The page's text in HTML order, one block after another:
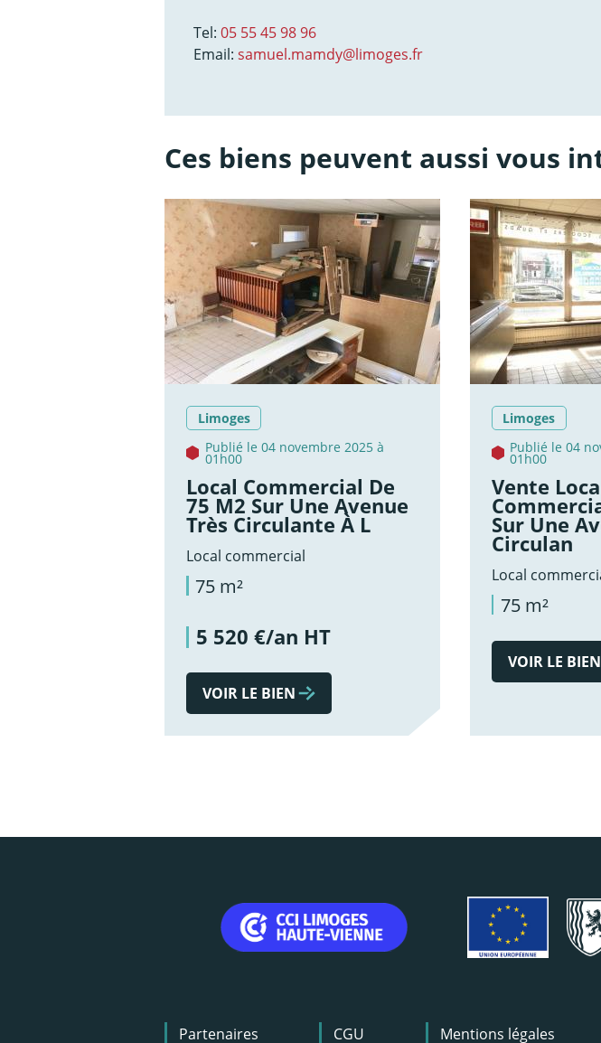
Tel: 05 55 45 98 96
Email: samuel.mamdy@limoges.fr
Ces biens peuvent aussi vous
Limoges
Publié le 04 novembre 2025 à
01h00
Local Commercial De
75 M2 Sur Une Avenue
Très Circulante À L
Local commercial
75 m²
5 520 €/an HT
VOIR LE BIEN
Limoges
Publié le 04
01h00
Vente
Sur Une
Circulan
Local
75 m²
VOIR LE BIEN
Menu
Partenaires CGU Mentions légales